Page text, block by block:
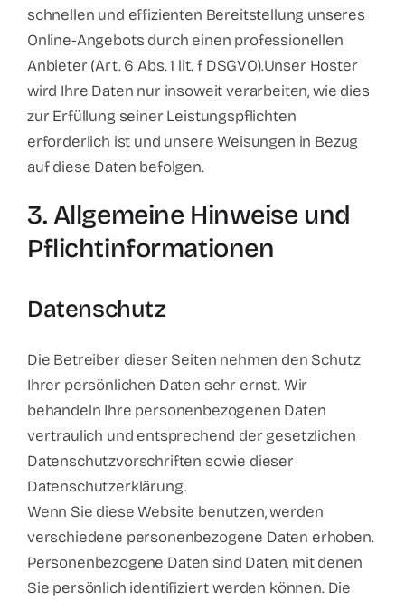
schnellen und effizienten Bereitstellung unseres
Online-Angebots durch einen professionellen
Anbieter (Art. 6 Abs. 1 lit. f DSGVO).Unser Hoster
wird Ihre Daten nur insoweit verarbeiten, wie dies
zur Erfüllung seiner Leistungspflichten
erforderlich ist und unsere Weisungen in Bezug
auf diese Daten befolgen.
3. Allgemeine Hinweise und
Pflicht­informationen
Datenschutz
Die Betreiber dieser Seiten nehmen den Schutz
Ihrer persönlichen Daten sehr ernst. Wir
behandeln Ihre personenbezogenen Daten
vertraulich und entsprechend der gesetzlichen
Datenschutzvorschriften sowie dieser
Datenschutzerklärung.
Wenn Sie diese Website benutzen, werden
verschiedene personenbezogene Daten erhoben.
Personenbezogene Daten sind Daten, mit denen
Sie persönlich identifiziert werden können. Die